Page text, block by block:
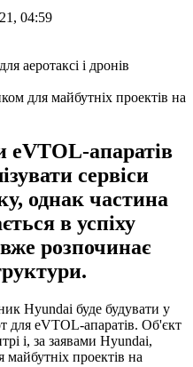
04:59
для майбутніх проектів на
eVTOL-апаратів
сервіси
однак частина
в успіху
розпочинає
Hyundai буде будувати у
для eVTOL-апаратів. Об'єкт
і, за заявами Hyundai,
проектів на